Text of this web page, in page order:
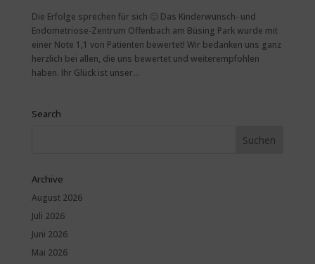
Die Erfolge sprechen für sich 🙂 Das Kinderwunsch- und
Endometriose-Zentrum Offenbach am Büsing Park wurde mit
einer Note 1,1 von Patienten bewertet! Wir bedanken uns ganz
herzlich bei allen, die uns bewertet und weiterempfohlen
haben. Ihr Glück ist unser...
Search
Archive
August 2026
Juli 2026
Juni 2026
Mai 2026